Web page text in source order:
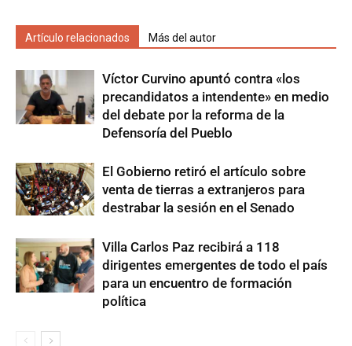
Artículo relacionados Más del autor
Víctor Curvino apuntó contra «los
precandidatos a intendente» en medio
del debate por la reforma de la
Defensoría del Pueblo
El Gobierno retiró el artículo sobre
venta de tierras a extranjeros para
destrabar la sesión en el Senado
Villa Carlos Paz recibirá a 118
dirigentes emergentes de todo el país
para un encuentro de formación
política